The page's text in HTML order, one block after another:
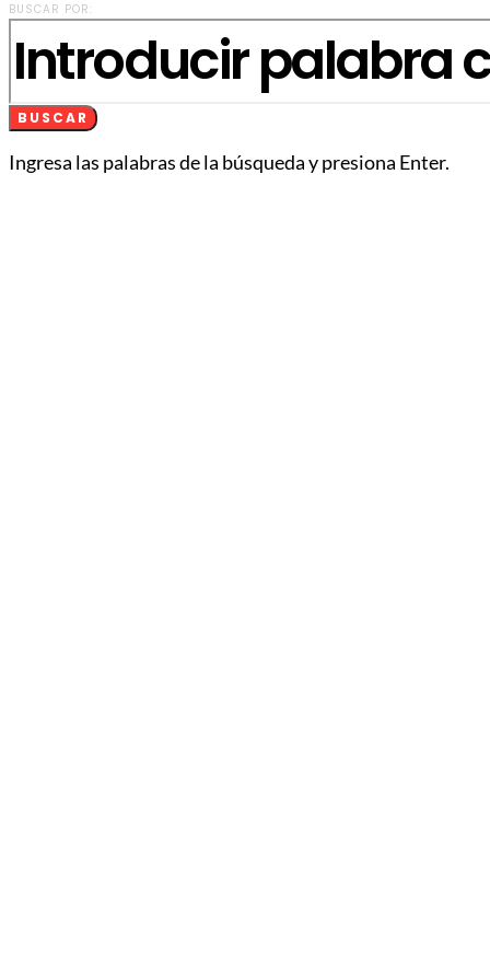
BUSCAR POR:
BUSCAR
Ingresa las palabras de la búsqueda y presiona Enter.